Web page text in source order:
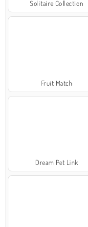
Solitaire Collection
Fruit Match
Dream Pet Link